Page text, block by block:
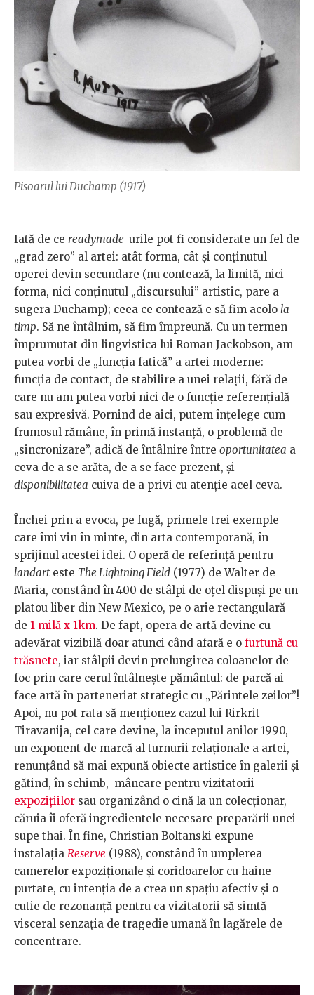
Pisoarul lui Duchamp (1917)
Iată de ce readymade-urile pot fi considerate un fel de
„grad zero” al artei: atât forma, cât şi conţinutul
operei devin secundare (nu contează, la limită, nici
forma, nici conţinutul „discursului” artistic, pare a
sugera Duchamp); ceea ce contează e să fim acolo la
timp. Să ne întâlnim, să fim împreună. Cu un termen
împrumutat din lingvistica lui Roman Jackobson, am
putea vorbi de „funcţia fatică” a artei moderne:
funcţia de contact, de stabilire a unei relaţii, fără de
care nu am putea vorbi nici de o funcţie referenţială
sau expresivă. Pornind de aici, putem înţelege cum
frumosul rămâne, în primă instanţă, o problemă de
„sincronizare”, adică de întâlnire între oportunitatea a
ceva de a se arăta, de a se face prezent, şi
disponibilitatea cuiva de a privi cu atenţie acel ceva.
Închei prin a evoca, pe fugă, primele trei exemple
care îmi vin în minte, din arta contemporană, în
sprijinul acestei idei. O operă de referinţă pentru
landarteste The Lightning Field (1977) de Walter de
Maria, constând în 400 de stâlpi de oţel dispuşi pe un
platou liber din New Mexico, pe o arie rectangulară
de 1 milă x 1km. De fapt, opera de artă devine cu
adevărat vizibilă doar atunci când afară e o furtună cu
trăsnete, iar stâlpii devin prelungirea coloanelor de
foc prin care cerul întâlneşte pământul: de parcă ai
face artă în parteneriat strategic cu „Părintele zeilor”!
Apoi, nu pot rata să menţionez cazul lui Rirkrit
Tiravanija, cel care devine, la începutul anilor 1990,
un exponent de marcă al turnurii relaţionale a artei,
renunţând să mai expună obiecte artistice în galerii şi
gătind, în schimb, mâncare pentru vizitatorii
expoziţiilor sau organizând o cină la un colecţionar,
căruia îi oferă ingredientele necesare preparării unei
supe thai. În fine, Christian Boltanski expune
instalaţia Reserve (1988), constând în umplerea
camerelor expoziţionale şi coridoarelor cu haine
purtate, cu intenţia de a crea un spaţiu afectiv şi o
cutie de rezonanţă pentru ca vizitatorii să simtă
visceral senzaţia de tragedie umană în lagărele de
concentrare.